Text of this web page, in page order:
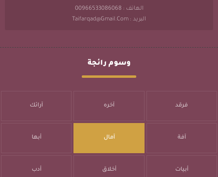
الهاتف : 00966533086068
البريد : Taifarqad@gmail.com
وسوم رائجة
فرقد آخره آرائك
آفة آمال أبها
أبيات أخلاق أدب